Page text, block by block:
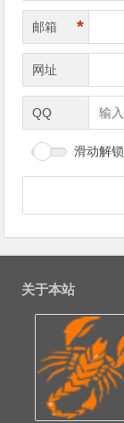
邮箱 *
网址
QQ
滑动解
关于本站